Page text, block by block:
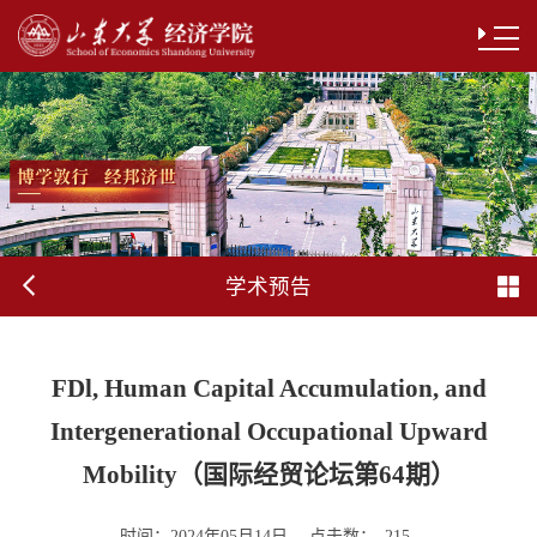
学术预告
FDl, Human Capital Accumulation, and
Intergenerational Occupational Upward
Mobility（国际经贸论坛第64期）